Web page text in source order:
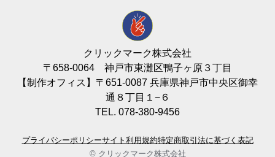
クリックマーク株式会社
〒658-0064 神戸市東灘区鴨子ヶ原３丁目
【制作オフィス】〒651-0087 兵庫県神戸市中央区御幸
通８丁目１−６
TEL. 078-380-9456
プライバシーポリシーサイト利用規約特定商取引法に基づく表記
© クリックマーク株式会社